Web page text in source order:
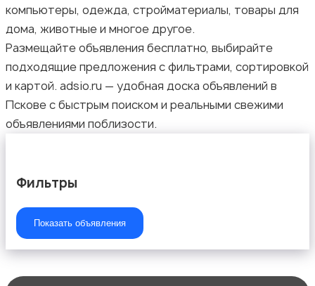
компьютеры, одежда, стройматериалы, товары для
дома, животные и многое другое.
Размещайте объявления бесплатно, выбирайте
подходящие предложения с фильтрами, сортировкой
и картой. adsio.ru — удобная доска объявлений в
Пскове с быстрым поиском и реальными свежими
объявлениями поблизости.
Фильтры
Показать объявления